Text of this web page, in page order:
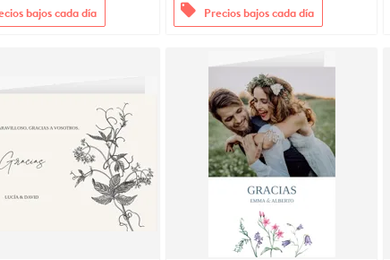
bajos cada día offers Precios bajos cada día